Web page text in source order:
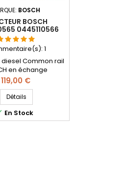
BOSCH
BOSCH
0445110566
1
Common rail
en échange
- Références
: 0 445 110 565 , 0
, 9802776680 , 98
- Pour motorisation
PSA 1.6 HDI
d’origine
Prix
119,00 €
Détails
En Stock